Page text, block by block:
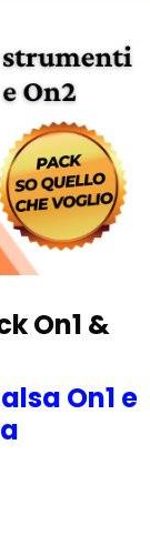
On1 &
On1 e